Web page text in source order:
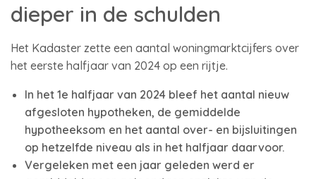
dieper in de schulden
Het Kadaster zette een aantal woningmarktcijfers over
het eerste halfjaar van 2024 op een rijtje.
In het 1e halfjaar van 2024 bleef het aantal nieuw
afgesloten hypotheken, de gemiddelde
hypotheeksom en het aantal over- en bijsluitingen
op hetzelfde niveau als in het halfjaar daarvoor.
Vergeleken met een jaar geleden werd er